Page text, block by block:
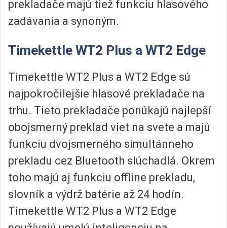
prekladače majú tiež funkciu hlasového
zadávania a synoným.
Timekettle WT2 Plus a WT2 Edge
Timekettle WT2 Plus a WT2 Edge sú
najpokročilejšie hlasové prekladače na
trhu. Tieto prekladače ponúkajú najlepší
obojsmerný preklad viet na svete a majú
funkciu dvojsmerného simultánneho
prekladu cez Bluetooth slúchadlá. Okrem
toho majú aj funkciu offline prekladu,
slovník a výdrž batérie až 24 hodín.
Timekettle WT2 Plus a WT2 Edge